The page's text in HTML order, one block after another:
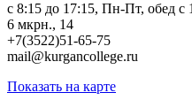
c 8:15 до 17:15, Пн-Пт, обед с
6 мкрн., 14
+7(3522)51-65-75
mail@kurgancollege.ru
Показать на карте